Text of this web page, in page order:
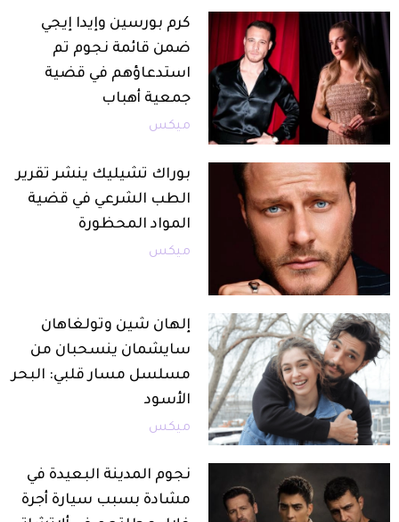
كرم بورسين وإيدا إيجي
ضمن قائمة نجوم تم
استدعاؤهم في قضية
جمعية أهباب
ميكس
بوراك تشيليك ينشر تقرير
الطب الشرعي في قضية
المواد المحظورة
ميكس
إلهان شين وتولغاهان
سايشمان ينسحبان من
مسلسل مسار قلبي: البحر
الأسود
ميكس
نجوم المدينة البعيدة في
مشادة بسبب سيارة أجرة